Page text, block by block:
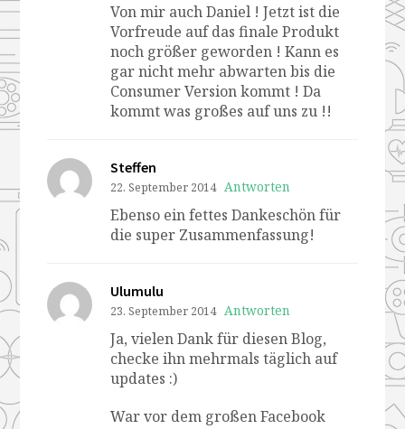
Von mir auch Daniel ! Jetzt ist die
Vorfreude auf das finale Produkt
noch größer geworden ! Kann es
gar nicht mehr abwarten bis die
Consumer Version kommt ! Da
kommt was großes auf uns zu !!
Steffen
22. September 2014 Antworten
Ebenso ein fettes Dankeschön für
die super Zusammenfassung!
Ulumulu
23. September 2014 Antworten
Ja, vielen Dank für diesen Blog,
checke ihn mehrmals täglich auf
updates :)
War vor dem großen Facebook